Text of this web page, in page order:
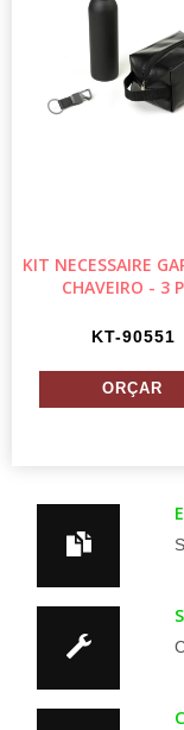
KIT NECESSAIRE
CHAVEIRO - 3
KT-90551